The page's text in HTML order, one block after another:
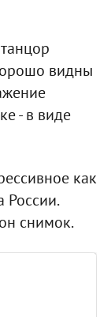
видны
- в виде
как
снимок.